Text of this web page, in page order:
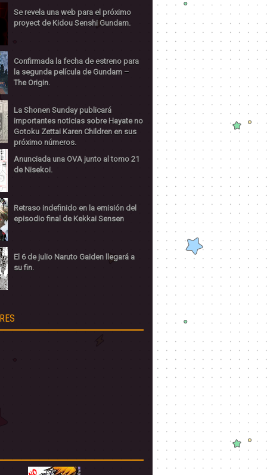
Se revela una web para el próximo
proyect de Kidou Senshi Gundam.
Confirmada la fecha de estreno para
la segunda película de Gundam –
The Origin.
La Shonen Sunday publicará
importantes noticias sobre Hayate no
Gotoku Zettai Karen Children en sus
próximo números.
Anunciada una OVA junto al tomo 21
de Nisekoi.
Retraso indefinido en la emisión del
episodio final de Kekkai Sensen
El 6 de julio Naruto Gaiden llegará a
su fin.